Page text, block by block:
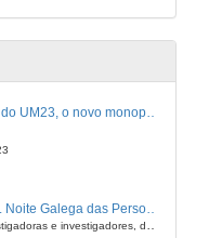
G-Night 2023. Noite Galega das Persoas Investigadoras. Conciencias creativas